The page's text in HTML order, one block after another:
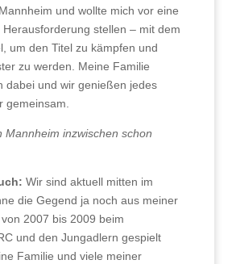
und wollte mich vor eine
stellen – mit dem
um den Titel zu kämpfen und
zu werden. Meine Familie
dabei und wir genießen jedes
gemeinsam.
Mannheim inzwischen schon
Wir sind aktuell mitten im
die Gegend ja noch aus meiner
2007 bis 2009 beim
und den Jungadlern gespielt
Familie und viele meiner